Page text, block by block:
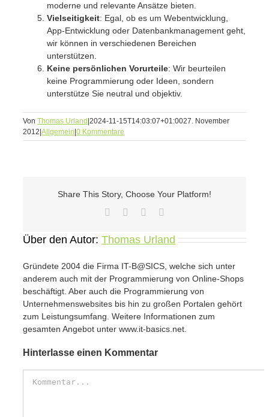
moderne und relevante Ansätze bieten.
Vielseitigkeit: Egal, ob es um Webentwicklung,
App-Entwicklung oder Datenbankmanagement geht,
wir können in verschiedenen Bereichen
unterstützen.
Keine persönlichen Vorurteile: Wir beurteilen
keine Programmierung oder Ideen, sondern
unterstütze Sie neutral und objektiv.
Von Thomas Urland 2024-11-15T14:03:07+01:0027. November
2012 Allgemein 0 Kommentare
Share This Story, Choose Your Platform!
Facebook
Twitter
Über den Autor: Thomas Urland
Gründete 2004 die Firma IT-B@SICS, welche sich unter
anderem auch mit der Programmierung von Online-Shops
beschäftigt. Aber auch die Programmierung von
Unternehmenswebsites bis hin zu großen Portalen gehört
zum Leistungsumfang. Weitere Informationen zum
gesamten Angebot unter www.it-basics.net.
Hinterlasse einen Kommentar